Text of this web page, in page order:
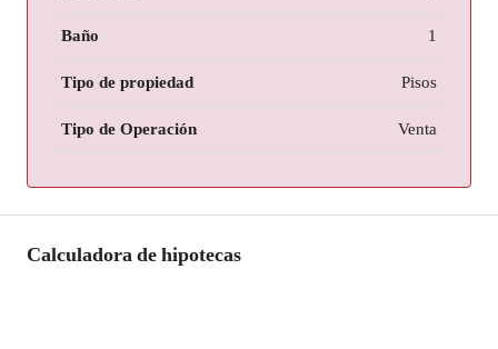
Baño 1
Tipo de propiedad Pisos
Tipo de Operación Venta
Calculadora de hipotecas